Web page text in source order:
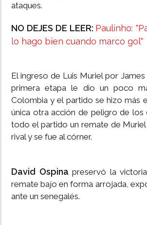
ataques.
NO DEJES DE LEER: Paulinho:
lo hago bien cuando marco gol"
El ingreso de Luis Muriel por
primera etapa le dio un poco
Colombia y el partido se hizo más
única otra acción de peligro de los
todo el partido un remate de
rival y se fue al córner.
David Ospina preservó la
remate bajo en forma arrojada,
ante un senegalés.